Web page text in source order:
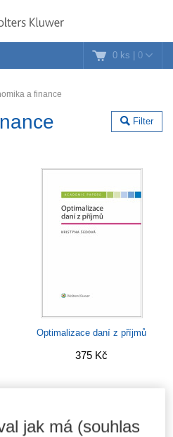
0 ks | 0
a finance
Filter
Optimalizace daní z příjmů
375 Kč
jak má (souhlas